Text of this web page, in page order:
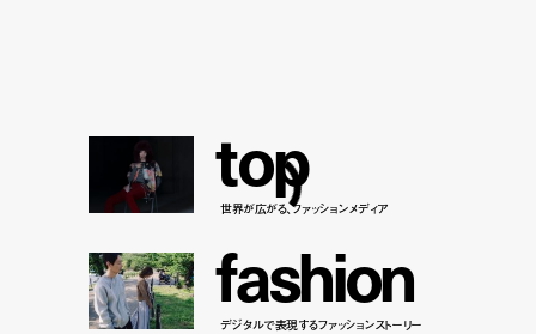
top
世界が広がる、ファッションメディア
fashion
デジタルで表現するファッションストーリー